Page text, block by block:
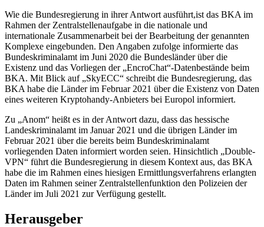
Wie die Bundesregierung in ihrer Antwort ausführt,ist das BKA im
Rahmen der Zentralstellenaufgabe in die nationale und
internationale Zusammenarbeit bei der Bearbeitung der genannten
Komplexe eingebunden. Den Angaben zufolge informierte das
Bundeskriminalamt im Juni 2020 die Bundesländer über die
Existenz und das Vorliegen der „EncroChat“-Datenbestände beim
BKA. Mit Blick auf „SkyECC“ schreibt die Bundesregierung, das
BKA habe die Länder im Februar 2021 über die Existenz von Daten
eines weiteren Kryptohandy-Anbieters bei Europol informiert.
Zu „Anom“ heißt es in der Antwort dazu, dass das hessische
Landeskriminalamt im Januar 2021 und die übrigen Länder im
Februar 2021 über die bereits beim Bundeskriminalamt
vorliegenden Daten informiert worden seien. Hinsichtlich „Double-
VPN“ führt die Bundesregierung in diesem Kontext aus, das BKA
habe die im Rahmen eines hiesigen Ermittlungsverfahrens erlangten
Daten im Rahmen seiner Zentralstellenfunktion den Polizeien der
Länder im Juli 2021 zur Verfügung gestellt.
Herausgeber